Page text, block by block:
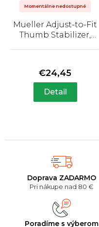
Doprava ZADARMO
Pri nákupe nad 80 €
Poradíme s výberom
Mueller Adjust-to-Fit
Thumb Stabilizer,
produktu
Momentálne nedostupné
€24,45
Detail